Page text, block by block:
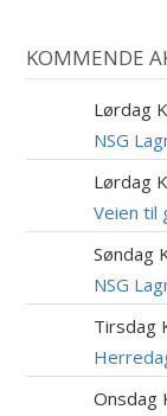
KOMMENDE
Lørdag
NSG
Lørdag
Veien til
Søndag
NSG
Tirsdag
Onsdag